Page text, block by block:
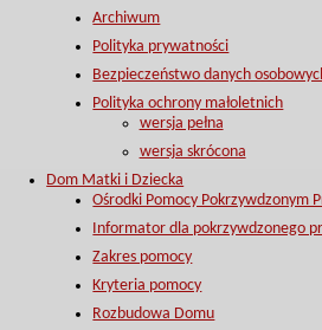
Archiwum
Polityka prywatności
Bezpieczeństwo danych
Polityka ochrony małoletnich
wersja pełna
wersja skrócona
Dom Matki i Dziecka
Ośrodki Pomocy Pokrzywdzonym
Informator dla pokrzywdzonego
Zakres pomocy
Kryteria pomocy
Rozbudowa Domu